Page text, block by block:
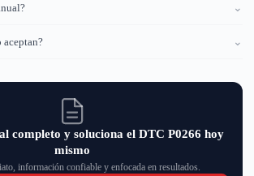
⌄
aceptan? ⌄
completo y soluciona el DTC P0266 hoy
mismo
información confiable y enfocada en resultados.